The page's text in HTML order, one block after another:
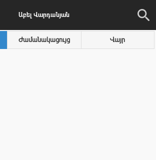
Աբել Վարդանյան
Ժամանակացույց Վայր